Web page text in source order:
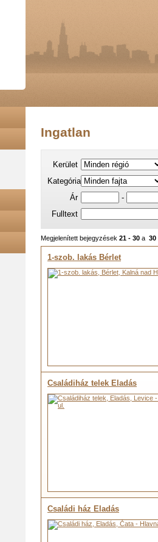
Ingatlan
Kerület
Kategória
Ár
-
Fulltext
Megjelenített bejegyzések 21 - 30 a 30
1-szob. lakás Bérlet
Családiház telek Eladás
Családi ház Eladás